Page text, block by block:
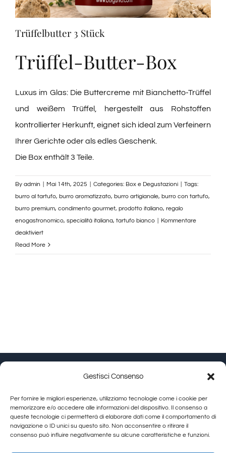
Gestisci Consenso
Per fornire le migliori esperienze, utilizziamo tecnologie come i cookie per
memorizzare e/o accedere alle informazioni del dispositivo. Il consenso a
queste tecnologie ci permetterà di elaborare dati come il comportamento di
navigazione o ID unici su questo sito. Non acconsentire o ritirare il
consenso può influire negativamente su alcune caratteristiche e funzioni.
Verkostungen
Ebay
Trüffelbutter 3 Stück
Trüffel-Butter-Box
Luxus im Glas: Die Buttercreme mit Bianchetto-Trüffel
und weißem Trüffel, hergestellt aus Rohstoffen
kontrollierter Herkunft, eignet sich ideal zum Verfeinern
Ihrer Gerichte oder als edles Geschenk.
Die Box enthält 3 Teile.
By admin Mai 14th, 2025 Categories: Box e Degustazioni
Tags:
burro al tartufo, burro aromatizzato, burro artigianale, burro con tartufo,
burro premium, condimento gourmet, prodotto italiano, regalo
enogastronomico, specialità italiana, tartufo bianco
Kommentare
deaktiviertfür
Burro
al
Read More
Calamandrei-Straße 145 Arezzo (AR) |Cookie Policy|
Privacy Policy